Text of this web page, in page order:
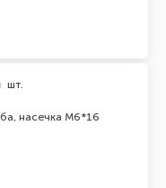
насечка М6*16
шт.